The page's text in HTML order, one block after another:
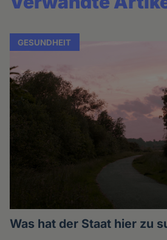
GESUNDHEIT
Was hat der Staat hier zu